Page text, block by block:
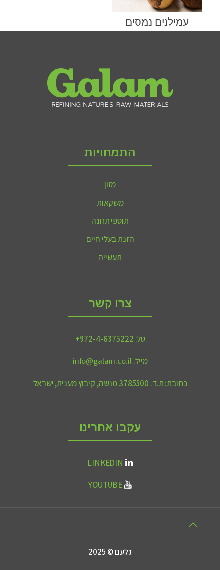
עמילנים נמסים
התמחויות
מזון
משקאות
תוספי תזונה
הזנת בעלי חיים
תעשייה
צרו קשר
טל: 972-4-6375222+
מייל:info@galam.co.il
כתובת: ת.ד. 3785500 מנשה, קיבוץ מענית, ישראל
עקבו אחרינו
LINKEDIN
YOUTUBE
גלעם © 2025